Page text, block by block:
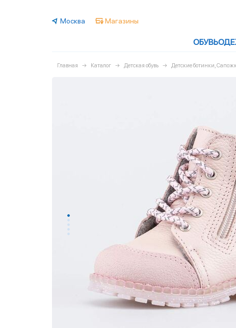
Москва Магазины
ОБУВЬ
Главная Каталог Детская обувь Детские ботинки,